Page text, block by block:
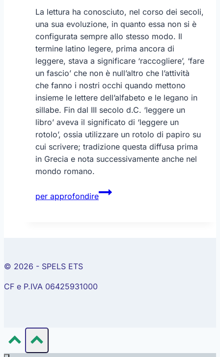
La lettura ha conosciuto, nel corso dei secoli,
una sua evoluzione, in quanto essa non si è
configurata sempre allo stesso modo. Il
termine latino legere, prima ancora di
leggere, stava a significare ‘raccogliere’, ‘fare
un fascio’ che non è null’altro che l’attività
che fanno i nostri occhi quando mettono
insieme le lettere dell’alfabeto e le legano in
sillabe. Fin dal III secolo d.C. ‘leggere un
libro’ aveva il significato di ‘leggere un
rotolo’, ossia utilizzare un rotolo di papiro su
cui scrivere; tradizione questa diffusa prima
in Grecia e nota successivamente anche nel
mondo romano.
per approfondire
Leggere
è…
© 2026 - SPELS ETS
CF e P.IVA 06425931000